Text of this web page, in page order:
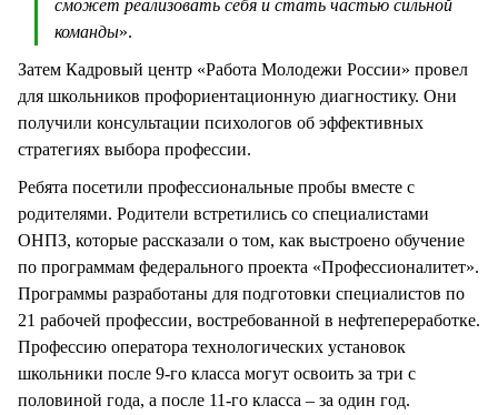
сможет реализовать себя и стать частью сильной
команды».
Затем Кадровый центр «Работа Молодежи России» провел
для школьников профориентационную диагностику. Они
получили консультации психологов об эффективных
стратегиях выбора профессии.
Ребята посетили профессиональные пробы вместе с
родителями. Родители встретились со специалистами
ОНПЗ, которые рассказали о том, как выстроено обучение
по программам федерального проекта «Профессионалитет».
Программы разработаны для подготовки специалистов по
21 рабочей профессии, востребованной в нефтепереработке.
Профессию оператора технологических установок
школьники после 9-го класса могут освоить за три с
половиной года, а после 11-го класса – за один год.